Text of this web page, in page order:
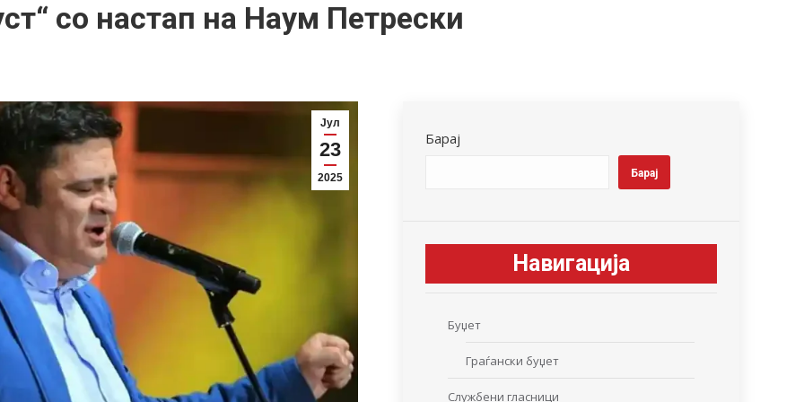
со настап на Наум Петрески
Јул
23
2025
Барај
Барај
Навигација
Буџет
Граѓански буџет
Службени гласници